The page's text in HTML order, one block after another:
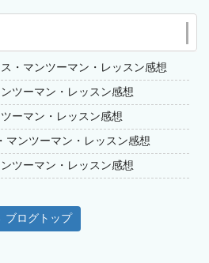
・マンツーマン・レッスン感想
ツーマン・レッスン感想
ーマン・レッスン感想
マンツーマン・レッスン感想
ツーマン・レッスン感想
ブログトップ